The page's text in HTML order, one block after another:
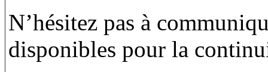
N’hésitez pas à
disponibles pour la